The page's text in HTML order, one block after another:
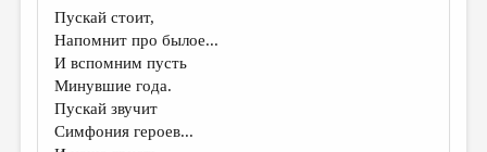
ПРОИЗВЕДЕНИЯ
ПЕРЕВОДЫ
КОНКУРСЫ
ДЕТСКАЯ КОМНАТА
Пускай стоит,
Напомнит про былое...
И вспомним пусть
Минувшие года.
Пускай звучит
Симфония героев...